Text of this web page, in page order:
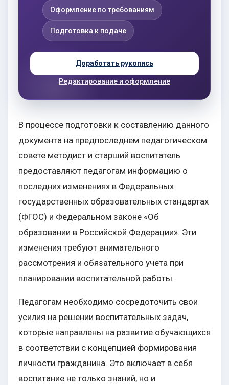
Оформление по требованиям
Подготовка к подаче
Доработать рукопись
Редактирование и оформление
В процессе подготовки к составлению данного
документа на предпоследнем педагогическом
совете методист и старший воспитатель
предоставляют педагогам информацию о
последних изменениях в Федеральных
государственных образовательных стандартах
(ФГОС) и Федеральном законе «Об
образовании в Российской Федерации». Эти
изменения требуют внимательного
рассмотрения и обязательного учета при
планировании воспитательной работы.
Педагогам необходимо сосредоточить свои
усилия на решении воспитательных задач,
которые направлены на развитие обучающихся
в соответствии с концепцией формирования
личности гражданина. Это включает в себя
воспитание не только знаний, но и